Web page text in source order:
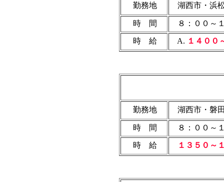
勤務地 湖西市・浜
時 間 ８：００～
時 給 A. １４００
勤務地 湖西市・磐
時 間 ８：００～
時 給 １３５０～